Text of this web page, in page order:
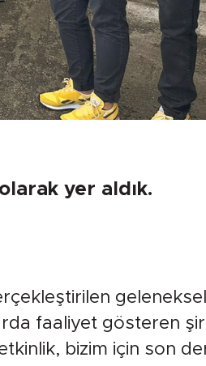
yer aldık.
faaliyet gösteren
bizim için son